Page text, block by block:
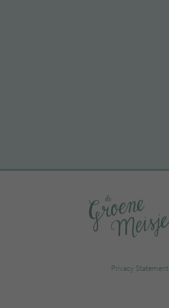
Privacy Statement